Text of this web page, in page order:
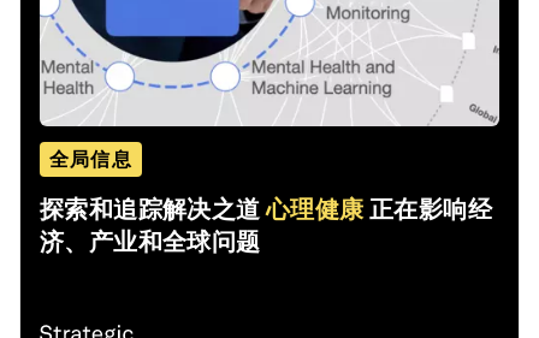
全局信息
探索和追踪解决之道心理健康正在影响经
济、产业和全球问题